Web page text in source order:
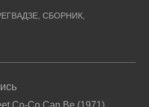
СБОРНИК
Co-Co Can Be (1971)